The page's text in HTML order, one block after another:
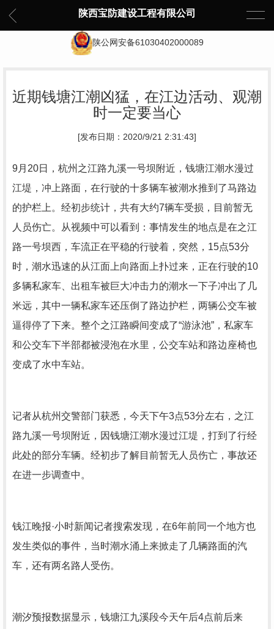
陕西宝防建设工程有限公司
陕公网安备61030402000089
近期钱塘江潮凶猛，在江边活动、观潮
时一定要当心
[发布日期：2020/9/21 2:31:43]
9月20日，杭州之江路九溪一号坝附近，钱塘江潮水漫过
江堤，冲上路面，在行驶的十多辆车被潮水推到了马路边
的护栏上。经初步统计，共有大约7辆车受损，目前暂无
人员伤亡。从视频中可以看到：事情发生的地点是在之江
路一号坝西，车流正在平稳的行驶着，突然，15点53分
时，潮水迅速的从江面上向路面上扑过来，正在行驶的10
多辆私家车、出租车被巨大冲击力的潮水一下子冲出了几
米远，其中一辆私家车还压倒了路边护栏，两辆公交车被
逼得停了下来。整个之江路瞬间变成了“游泳池”，私家车
和公交车下半部都被浸泡在水里，公交车站和路边座椅也
变成了水中车站。
记者从杭州交警部门获悉，今天下午3点53分左右，之江
路九溪一号坝附近，因钱塘江潮水漫过江堤，打到了行经
此处的部分车辆。经初步了解目前暂无人员伤亡，事故还
在进一步调查中。
钱江晚报·小时新闻记者搜索发现，在6年前同一个地方也
发生类似的事件，当时潮水涌上来掀走了几辆路面的汽
车，还有两名路人受伤。
潮汐预报数据显示，钱塘江九溪段今天午后4点前后来